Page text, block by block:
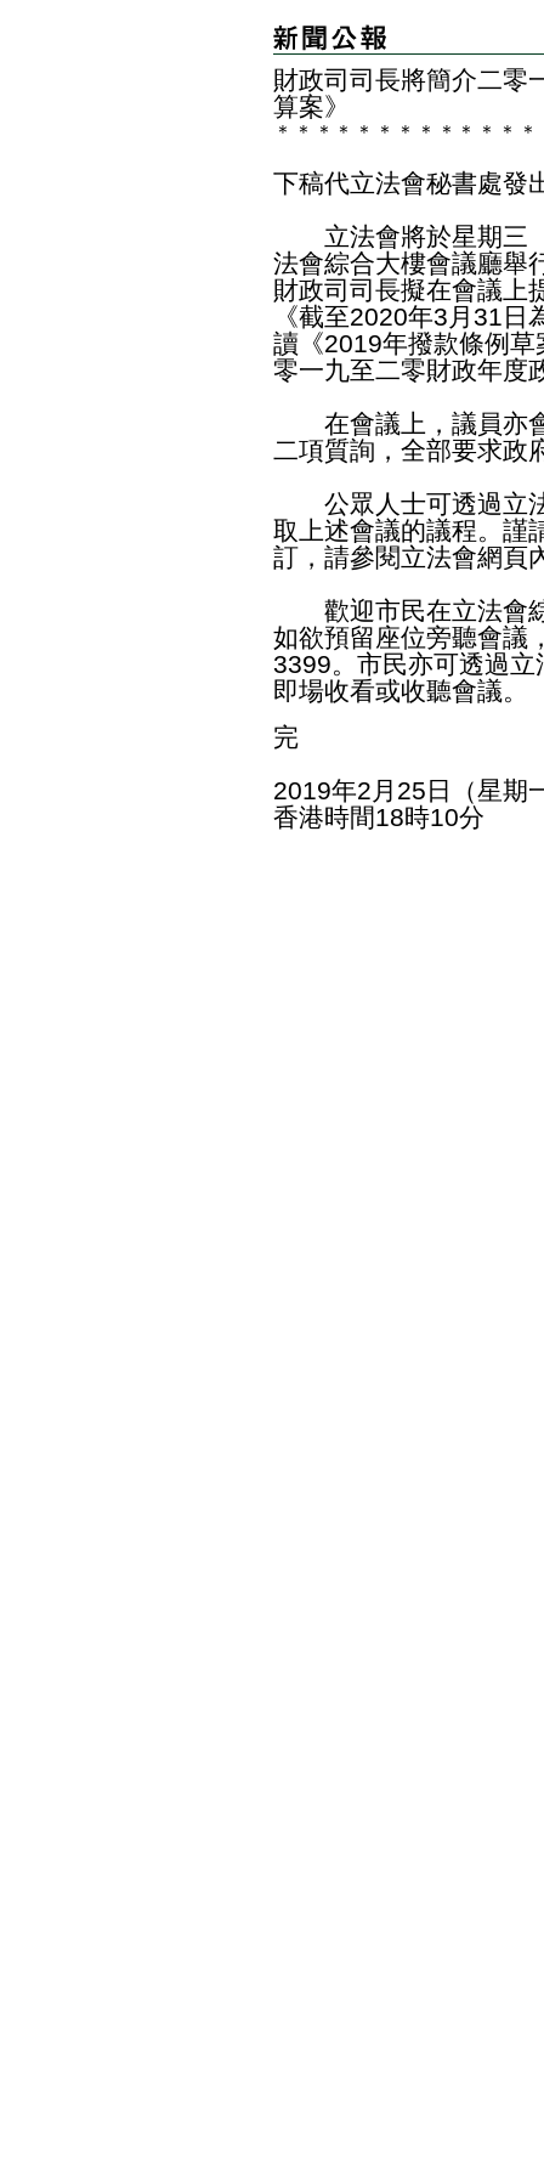
財政司司長將簡介二零
算案》
＊ ＊ ＊ ＊ ＊ ＊ ＊ ＊ ＊ ＊ ＊ ＊ ＊
下稿代立法會秘書處發
立法會將於星期三（
法會綜合大樓會‍議‍廳舉
財政司司長擬在會‍議上
《截至2020年3月31
讀《2019年撥款條例
零一九至二零財政年度
在會議上，議員亦會
二項質詢，全‍部要求政
公眾人士可透過立
取上述會議的議程。謹
訂，請參閱立法會網頁
歡迎市民在立法會綜
如欲預留座位旁聽會議
3399。市民亦可透過
即場收看或收聽會議。
完
2019年2月25日（星期
香港時間18時10分